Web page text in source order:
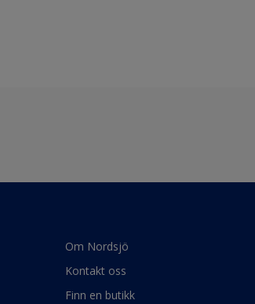
Om Nordsjö
Kontakt oss
Finn en butikk